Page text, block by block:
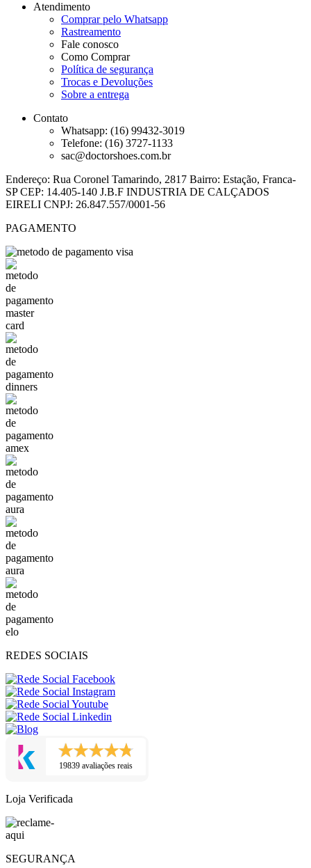
Atendimento
Comprar pelo Whatsapp
Rastreamento
Fale conosco
Como Comprar
Política de segurança
Trocas e Devoluções
Sobre a entrega
Contato
Whatsapp: (16) 99432-3019
Telefone: (16) 3727-1133
sac@doctorshoes.com.br
Endereço: Rua Coronel Tamarindo, 2817 Bairro: Estação, Franca-
SP CEP: 14.405-140 J.B.F INDUSTRIA DE CALÇADOS
EIRELI CNPJ: 26.847.557/0001-56
PAGAMENTO
REDES SOCIAIS
19839 avaliações reais
Loja Verificada
SEGURANÇA